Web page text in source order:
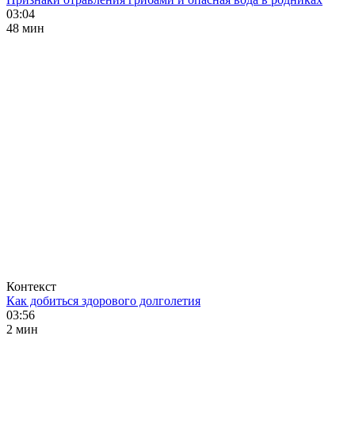
03:04
48 мин
Контекст
Как добиться здорового долголетия
03:56
2 мин